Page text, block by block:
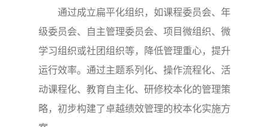
通过成立扁平化组织，如课程委员会、年
级委员会、自主管理委员会、项目微组织、微
学习组织或社团组织等，降低管理重心，提升
运行效率。通过主题系列化、操作流程化、活
动课程化、教育自主化、研修校本化的管理策
略，初步构建了卓越绩效管理的校本化实施方